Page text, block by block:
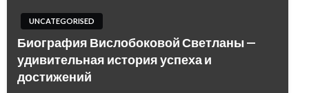
UNCATEGORISED
Биография Вислобоковой Светланы —
удивительная история успеха и
достижений